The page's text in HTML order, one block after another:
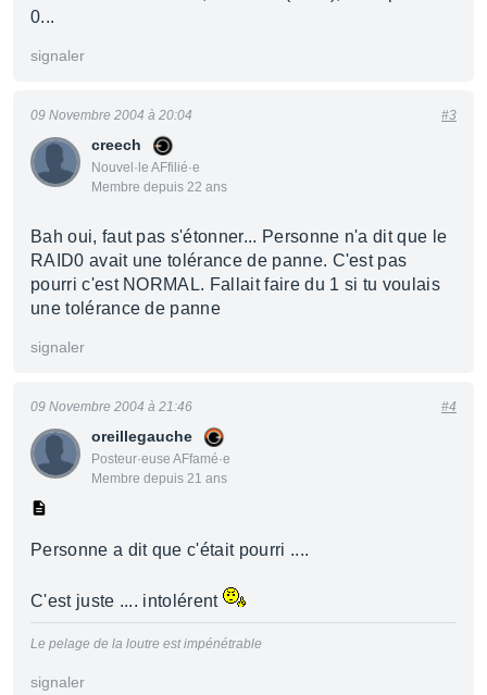
0...
signaler
creech
Nouvel·le AFfilié·e
Membre depuis 22 ans
09 Novembre 2004 à 20:04 #3
Bah oui, faut pas s'étonner... Personne n'a dit que le
RAID0 avait une tolérance de panne. C'est pas
pourri c'est NORMAL. Fallait faire du 1 si tu voulais
une tolérance de panne
signaler
oreillegauche
Posteur·euse AFfamé·e
Membre depuis 21 ans
09 Novembre 2004 à 21:46 #4
Personne a dit que c'était pourri ....
C'est juste .... intolérent
Le pelage de la loutre est impénétrable
signaler